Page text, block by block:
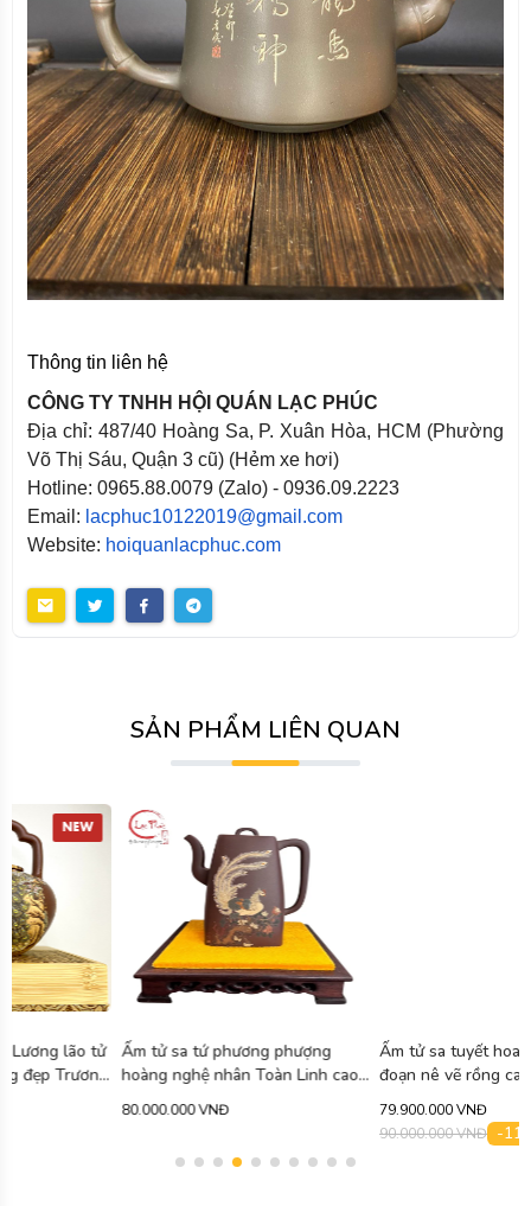
Thông tin liên hệ
CÔNG TY TNHH HỘI QUÁN LẠC PHÚC
Địa chỉ: 487/40 Hoàng Sa, P. Xuân Hòa, HCM (Phường
Võ Thị Sáu, Quận 3 cũ) (Hẻm xe hơi)
Hotline: 0965.88.0079 (Zalo) - 0936.09.2223
Email: lacphuc10122019@gmail.com
Website: hoiquanlacphuc.com
SẢN PHẨM LIÊN QUAN
Ấm tử sa tứ phương phượng
hoàng nghệ nhân Toàn Linh cao
cấp 750ml ATS471
Ấm tử sa tuyết hoa hoàng kim
đoạn nê vẽ rồng cao cấp 340ml
-11%